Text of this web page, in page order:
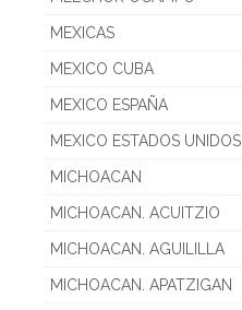
MEXICAS
MEXICO CUBA
MEXICO ESPAÑA
MEXICO ESTADOS UNIDOS
MICHOACAN
MICHOACAN. ACUITZIO
MICHOACAN. AGUILILLA
MICHOACAN. APATZIGAN